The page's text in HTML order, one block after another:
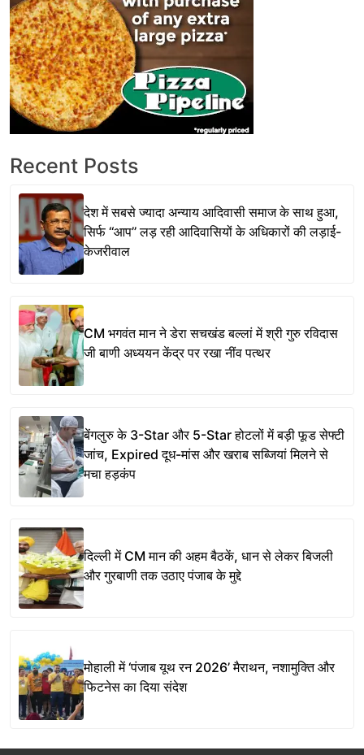
Recent Posts
देश में सबसे ज्यादा अन्याय आदिवासी समाज के साथ हुआ,
सिर्फ ‘‘आप’’ लड़ रही आदिवासियों के अधिकारों की लड़ाई-
केजरीवाल
CM भगवंत मान ने डेरा सचखंड बल्लां में श्री गुरु रविदास
जी बाणी अध्ययन केंद्र पर रखा नींव पत्थर
बेंगलुरु के 3-Star और 5-Star होटलों में बड़ी फूड सेफ्टी
जांच, Expired दूध-मांस और खराब सब्जियां मिलने से
मचा हड़कंप
दिल्ली में CM मान की अहम बैठकें, धान से लेकर बिजली
और गुरबाणी तक उठाए पंजाब के मुद्दे
मोहाली में ‘पंजाब यूथ रन 2026’ मैराथन, नशामुक्ति और
फिटनेस का दिया संदेश